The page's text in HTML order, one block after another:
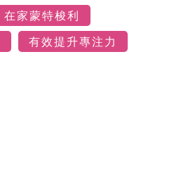
在家蒙特梭利
有效提升專注力